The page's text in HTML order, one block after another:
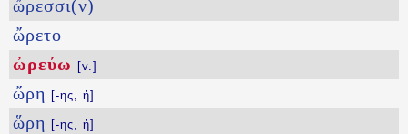
ὤρεσσι(ν)
ὤρετο
ὠρεύω
[v.]
ὤρη [-ης, ἡ]
ὥρη [-ης, ἡ]